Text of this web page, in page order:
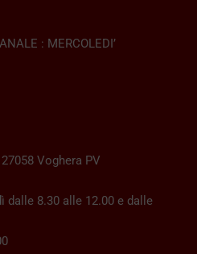
: MERCOLEDI’
Voghera PV
dalle 8.30 alle 12.00 e dalle